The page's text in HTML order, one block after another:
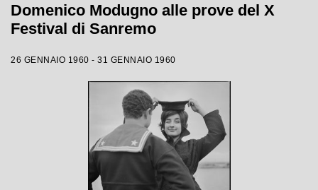
Domenico Modugno alle prove del X
Festival di Sanremo
26 GENNAIO 1960 - 31 GENNAIO 1960